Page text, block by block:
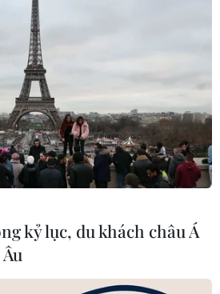
nhận học trò
nhiệm vụ của
lực, đội tuyển
cầm hòa trên
Leste vs
vạn đảo quyết
để độc chiếm
kỷ lục, du khách châu Á